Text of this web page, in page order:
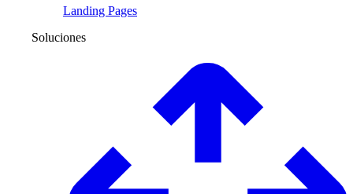
Landing Pages
Soluciones